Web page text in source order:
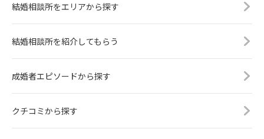
結婚相談所をエリアから探す
結婚相談所を紹介してもらう
成婚者エピソードから探す
クチコミから探す